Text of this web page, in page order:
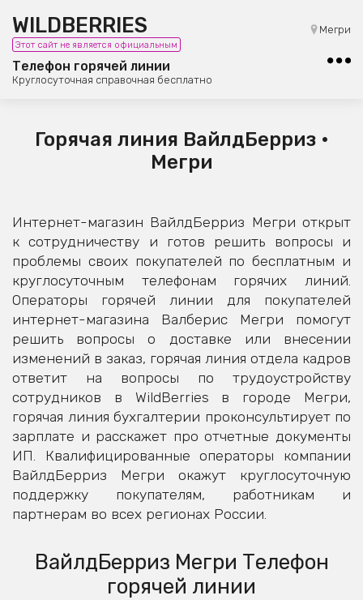
WILDBERRIES
Этот сайт не является официальным
Телефон горячей линии
Круглосуточная справочная бесплатно
Мегри
8 (800) 101-42-23
Бесплатная юридическая консультация
Горячая линия ВайлдБерриз •
Мегри
Интернет-магазин ВайлдБерриз Мегри открыт
к сотрудничеству и готов решить вопросы и
проблемы своих покупателей по бесплатным и
круглосуточным телефонам горячих линий.
Операторы горячей линии для покупателей
интернет-магазина Валберис Мегри помогут
решить вопросы о доставке или внесении
изменений в заказ, горячая линия отдела кадров
ответит на вопросы по трудоустройству
сотрудников в WildBerries в городе Мегри,
горячая линия бухгалтерии проконсультирует по
зарплате и расскажет про отчетные документы
ИП. Квалифицированные операторы компании
ВайлдБерриз Мегри окажут круглосуточную
поддержку покупателям, работникам и
партнерам во всех регионах России.
ВайлдБерриз Мегри Телефон
горячей линии